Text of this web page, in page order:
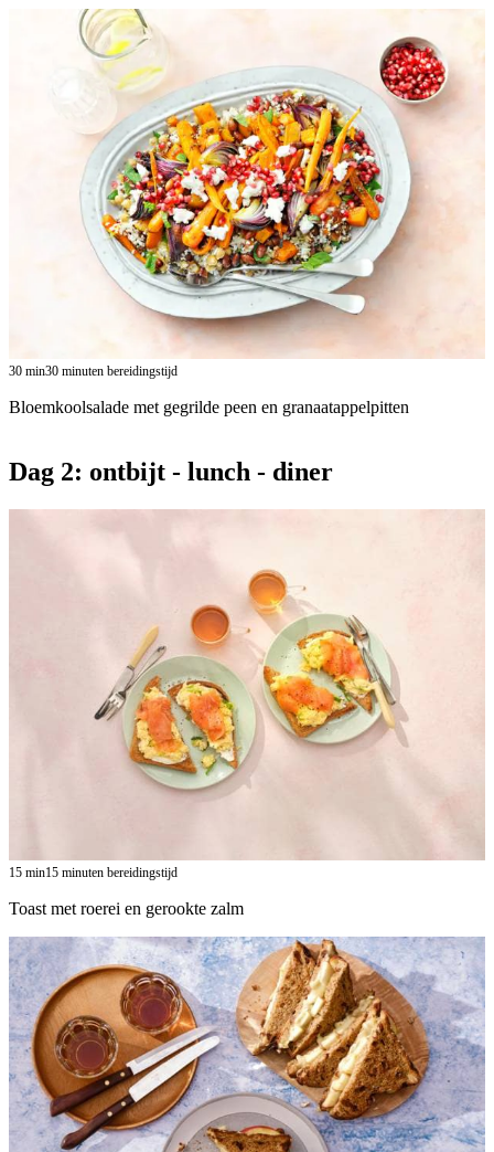
30 min30 minuten bereidingstijd
Bloemkoolsalade met gegrilde peen en granaatappelpitten
Dag 2: ontbijt - lunch - diner
15 min15 minuten bereidingstijd
Toast met roerei en gerookte zalm